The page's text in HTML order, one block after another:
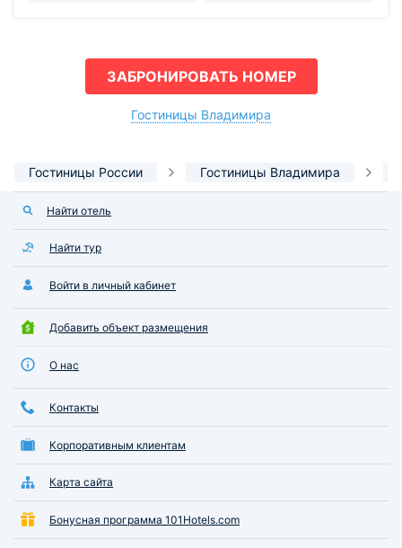
ЗАБРОНИРОВАТЬ НОМЕР
Гостиницы Владимира
Гостиницы России Гостиницы Владимира
Найти отель
Найти тур
Войти в личный кабинет
Добавить объект размещения
О нас
Контакты
Корпоративным клиентам
Карта сайта
Бонусная программа 101Hotels.com